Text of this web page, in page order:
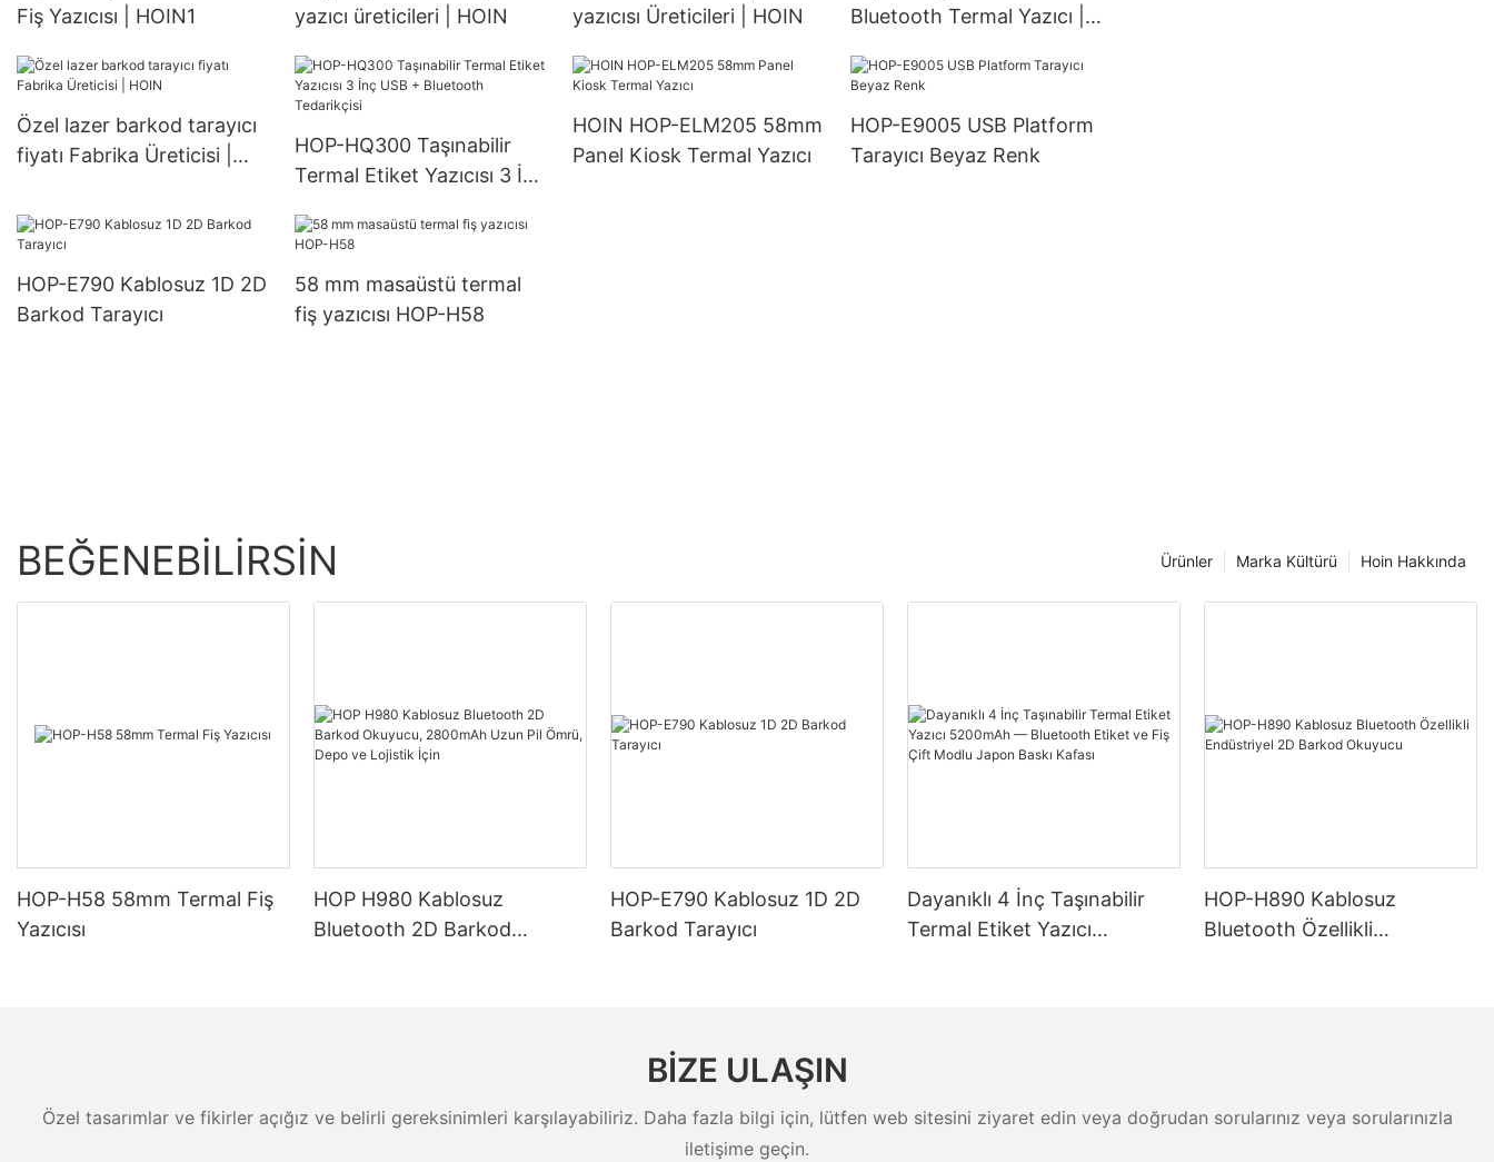
Fiş Yazıcısı | HOIN1
yazıcı üreticileri | HOIN
yazıcısı Üreticileri | HOIN
Bluetooth Termal Yazıcı |
Özel lazer barkod tarayıcı
fiyatı Fabrika Üreticisi |
HOP-HQ300 Taşınabilir
Termal Etiket Yazıcısı 3 İnç
Tedarikçisi
HOIN HOP-ELM205 58mm
Panel Kiosk Termal Yazıcı
HOP-E9005 USB Platform
Tarayıcı Beyaz Renk
HOP-E790 Kablosuz 1D 2D
Barkod Tarayıcı
58 mm masaüstü termal
fiş yazıcısı HOP-H58
BEĞENEBILIRSIN Hoin Hakkında
Marka Kültürü
Ürünler
HOP-H58 58mm Termal Fiş
Yazıcısı
HOP H980 Kablosuz
Bluetooth 2D Barkod
HOP-E790 Kablosuz 1D 2D
Barkod Tarayıcı
Dayanıklı 4 İnç Taşınabilir
Termal Etiket Yazıcı
HOP-H890 Kablosuz
Bluetooth Özellikli
BIZE ULAŞIN
Özel tasarımlar ve fikirler açığız ve belirli gereksinimleri karşılayabiliriz. Daha fazla bilgi için, lütfen web sitesini ziyaret edin veya doğrudan sorularınız veya sorularınızla
iletişime geçin.